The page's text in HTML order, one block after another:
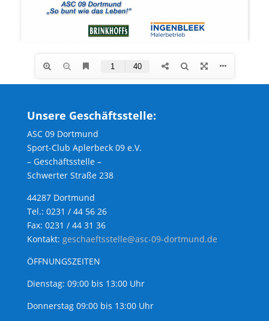
Unsere Geschäftsstelle:
ASC 09 Dortmund
Sport-Club Aplerbeck 09 e.V.
– Geschäftsstelle –
Schwerter Straße 238
44287 Dortmund
Tel.: 0231 / 44 56 26
Fax: 0231 / 44 31 36
Kontakt: geschaeftsstelle@asc-09-dortmund.de
ÖFFNUNGSZEITEN
Dienstag: 09:00 bis 13:00 Uhr
Donnerstag 09:00 bis 13:00 Uhr